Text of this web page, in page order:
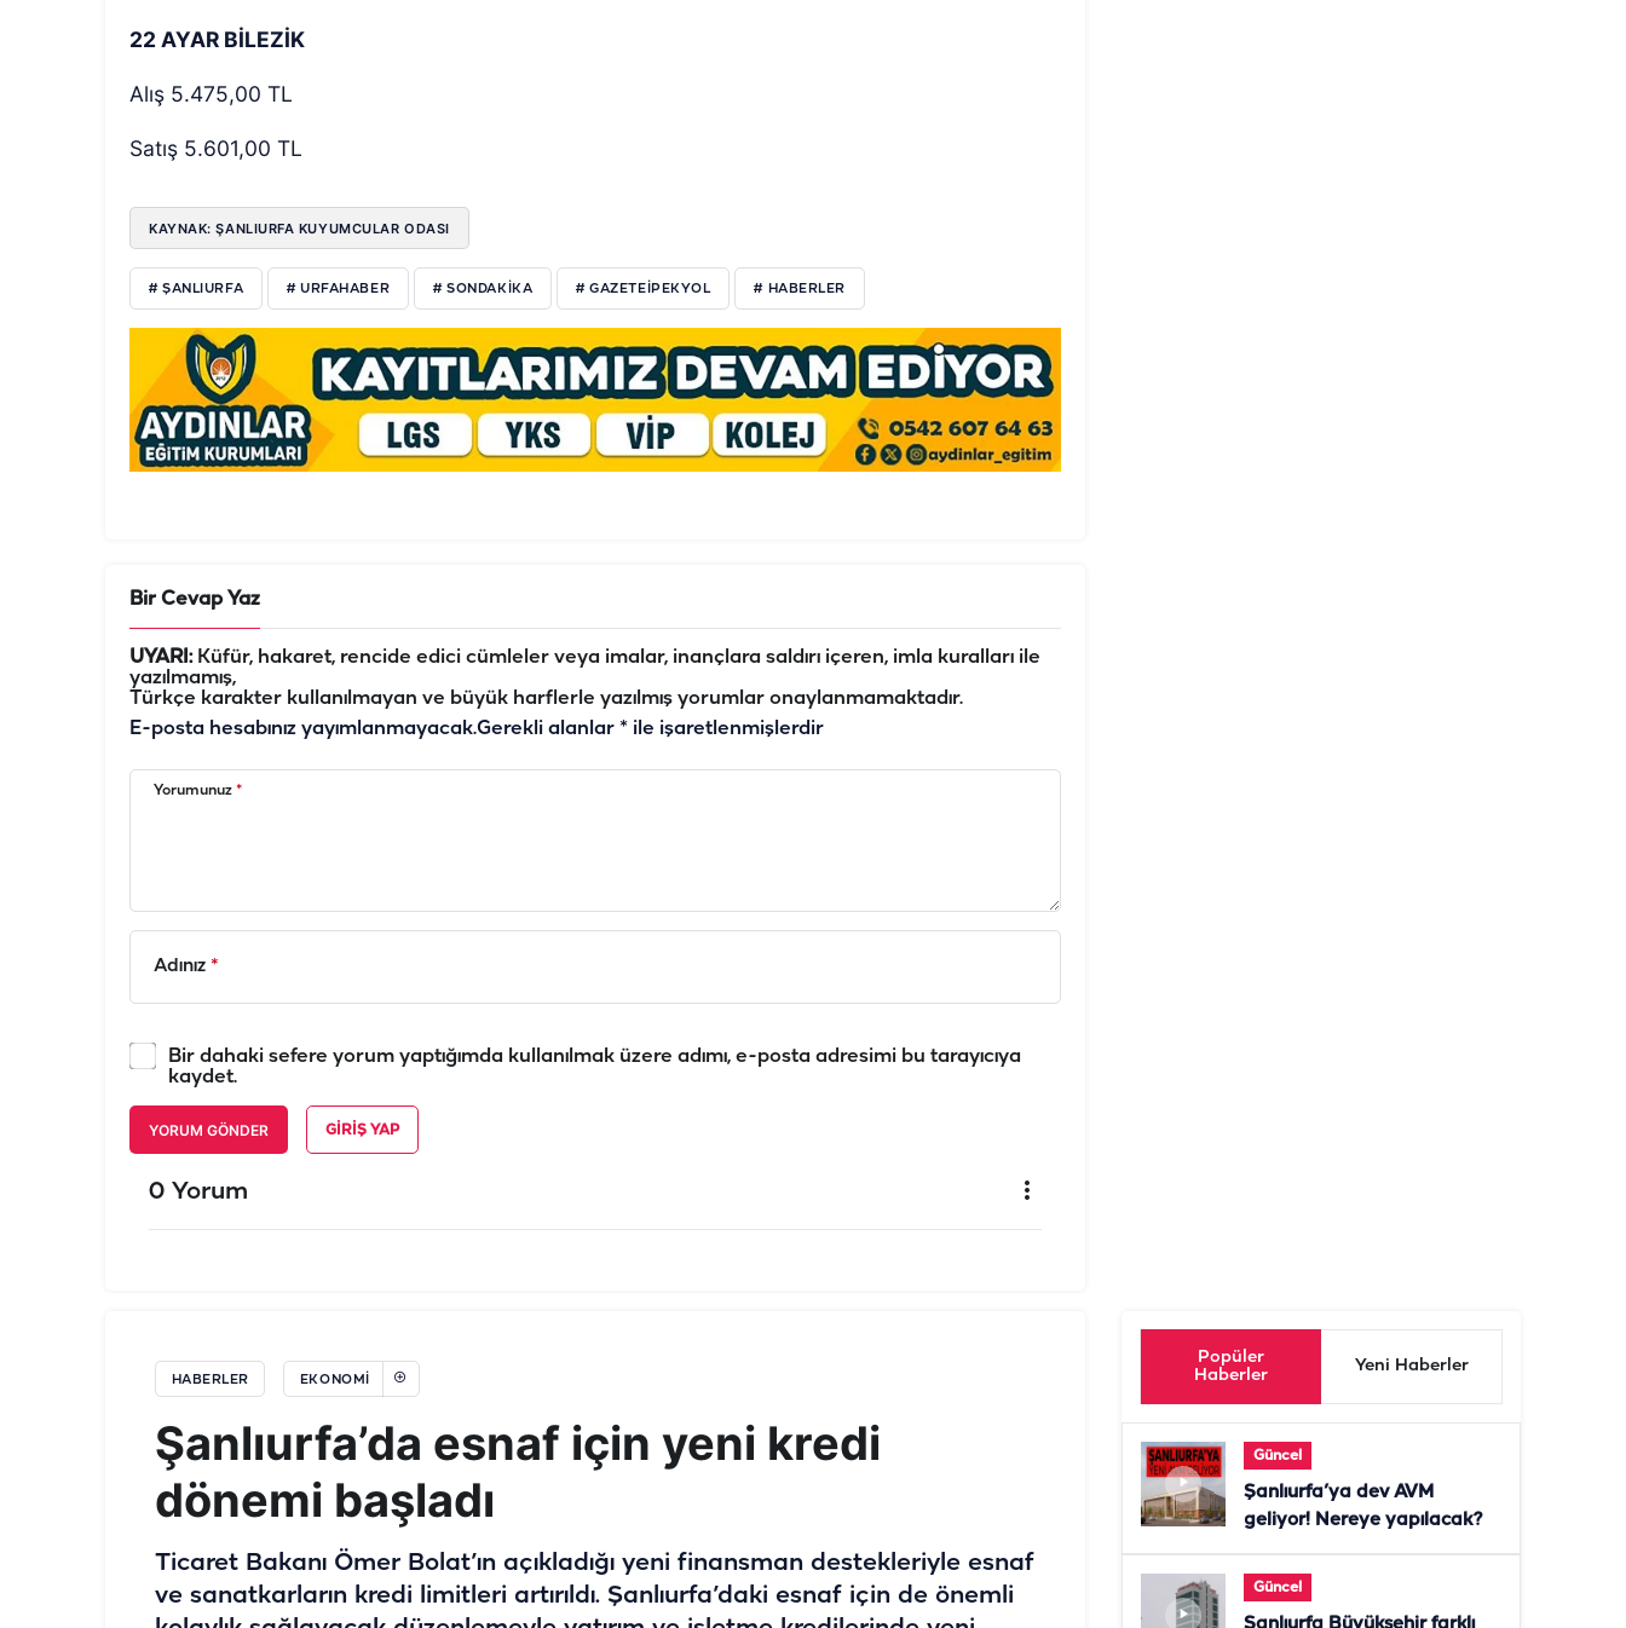
22 AYAR BİLEZİK
Alış 5.475,00 TL
Satış 5.601,00 TL
KAYNAK: ŞANLIURFA KUYUMCULAR ODASI
# ŞANLIURFA # URFAHABER # SONDAKIKA # GAZETEIPEKYOL # HABERLER
Bir Cevap Yaz
UYARI:Küfür, hakaret, rencide edici cümleler veya imalar, inançlara saldırı içeren, imla kuralları ile
yazılmamış,
Türkçe karakter kullanılmayan ve büyük harflerle yazılmış yorumlar onaylanmamaktadır.
E-posta hesabınız yayımlanmayacak.Gerekli alanlar * ile işaretlenmişlerdir
Yorumunuz *
Adınız *
Bir dahaki sefere yorum yaptığımda kullanılmak üzere adımı, e-posta adresimi bu tarayıcıya
kaydet.
YORUM GÖNDER GIRIŞ YAP
0 Yorum
HABERLER EKONOMI
Şanlıurfa’da esnaf için yeni kredi
dönemi başladı
Ticaret Bakanı Ömer Bolat’ın açıkladığı yeni finansman destekleriyle esnaf
ve sanatkarların kredi limitleri artırıldı. Şanlıurfa’daki esnaf için de önemli
Popüler
Haberler
Yeni Haberler
Güncel
Şanlıurfa’ya dev AVM
geliyor! Nereye yapılacak?
Güncel
Şanlıurfa Büyükşehir farklı